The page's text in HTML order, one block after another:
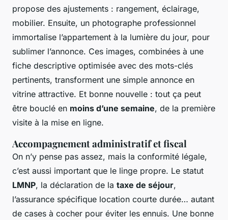
propose des ajustements : rangement, éclairage,
mobilier. Ensuite, un photographe professionnel
immortalise l’appartement à la lumière du jour, pour
sublimer l’annonce. Ces images, combinées à une
fiche descriptive optimisée avec des mots-clés
pertinents, transforment une simple annonce en
vitrine attractive. Et bonne nouvelle : tout ça peut
être bouclé en moins d’une semaine, de la première
visite à la mise en ligne.
Accompagnement administratif et fiscal
On n’y pense pas assez, mais la conformité légale,
c’est aussi important que le linge propre. Le statut
LMNP, la déclaration de la taxe de séjour,
l’assurance spécifique location courte durée… autant
de cases à cocher pour éviter les ennuis. Une bonne